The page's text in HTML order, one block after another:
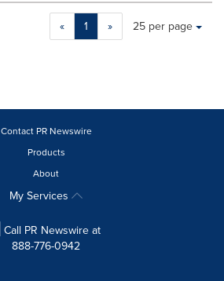
« 1 »
Making
a
will
Items per page:
25 per page
Contact PR Newswire
Products
About
My Services
Call PR Newswire at
888-776-0942